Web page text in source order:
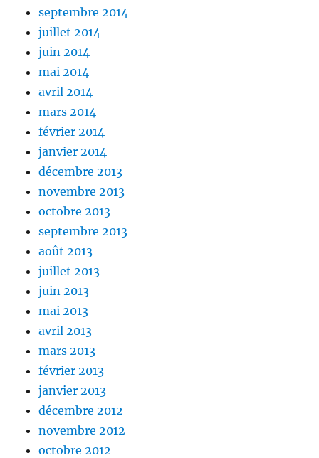
septembre 2014
juillet 2014
juin 2014
mai 2014
avril 2014
mars 2014
février 2014
janvier 2014
décembre 2013
novembre 2013
octobre 2013
septembre 2013
août 2013
juillet 2013
juin 2013
mai 2013
avril 2013
mars 2013
février 2013
janvier 2013
décembre 2012
novembre 2012
octobre 2012